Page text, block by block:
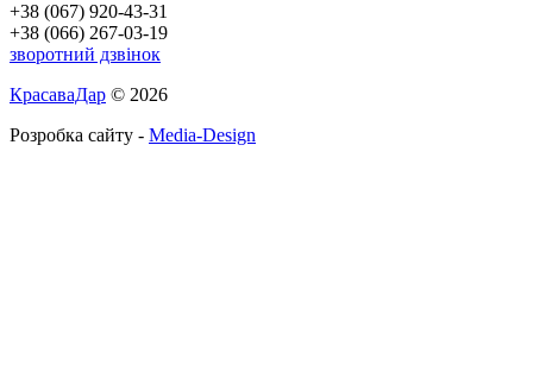
+38 (067) 920-43-31
+38 (066) 267-03-19
зворотний дзвінок
КрасаваДар © 2026
Розробка сайту - Media-Design